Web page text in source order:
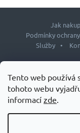
Tento web používá
tohoto webu
informací zde.
Jak
Podmínky
Služby
Design